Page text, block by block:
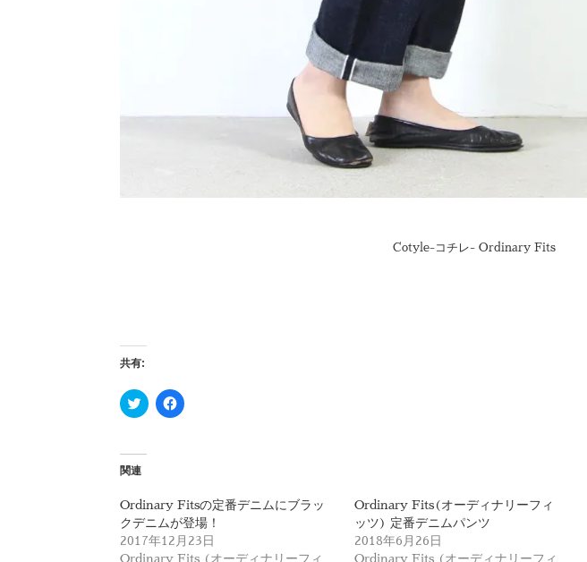
Cotyle-コチレ- Ordinary Fits
共有:
ク
リ
て
t
t
e
r
で
F
a
共
有
す
る
に
関連
Ordinary Fitsの定番デニムにブラッ
クデニムが登場！
2017年12月23日
Ordinary Fits (オーディナリーフィ
Ordinary Fits(オーディナリーフィ
ッツ) 定番デニムパンツ
2018年6月26日
Ordinary Fits (オーディナリーフィ